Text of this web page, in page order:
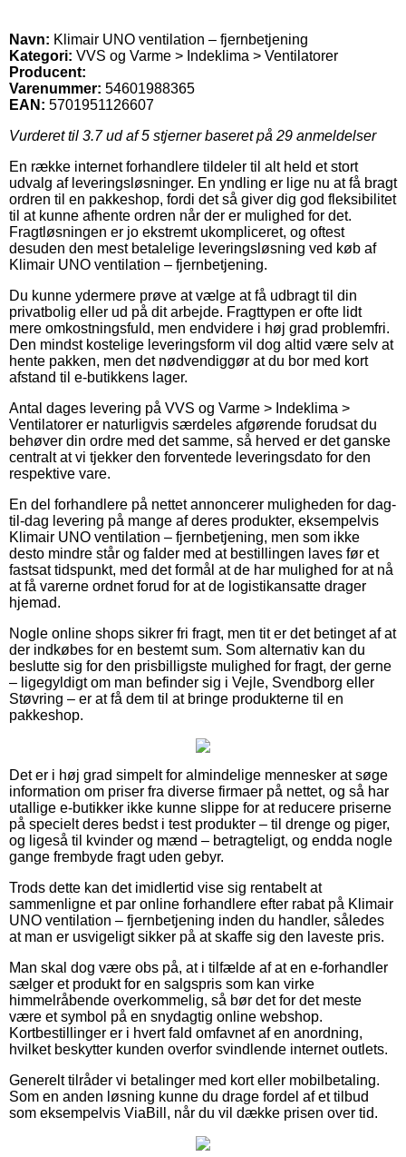
Navn: Klimair UNO ventilation – fjernbetjening
Kategori: VVS og Varme > Indeklima > Ventilatorer
Producent:
Varenummer: 54601988365
EAN: 5701951126607
Vurderet til 3.7ud af 5 stjerner baseret på 29 anmeldelser
En række internet forhandlere tildeler til alt held et stort
udvalg af leveringsløsninger. En yndling er lige nu at få bragt
ordren til en pakkeshop, fordi det så giver dig god fleksibilitet
til at kunne afhente ordren når der er mulighed for det.
Fragtløsningen er jo ekstremt ukompliceret, og oftest
desuden den mest betalelige leveringsløsning ved køb af
Klimair UNO ventilation – fjernbetjening.
Du kunne ydermere prøve at vælge at få udbragt til din
privatbolig eller ud på dit arbejde. Fragttypen er ofte lidt
mere omkostningsfuld, men endvidere i høj grad problemfri.
Den mindst kostelige leveringsform vil dog altid være selv at
hente pakken, men det nødvendiggør at du bor med kort
afstand til e-butikkens lager.
Antal dages levering på VVS og Varme > Indeklima >
Ventilatorer er naturligvis særdeles afgørende forudsat du
behøver din ordre med det samme, så herved er det ganske
centralt at vi tjekker den forventede leveringsdato for den
respektive vare.
En del forhandlere på nettet annoncerer muligheden for dag-
til-dag levering på mange af deres produkter, eksempelvis
Klimair UNO ventilation – fjernbetjening, men som ikke
desto mindre står og falder med at bestillingen laves før et
fastsat tidspunkt, med det formål at de har mulighed for at nå
at få varerne ordnet forud for at de logistikansatte drager
hjemad.
Nogle online shops sikrer fri fragt, men tit er det betinget af at
der indkøbes for en bestemt sum. Som alternativ kan du
beslutte sig for den prisbilligste mulighed for fragt, der gerne
– ligegyldigt om man befinder sig i Vejle, Svendborg eller
Støvring – er at få dem til at bringe produkterne til en
pakkeshop.
Det er i høj grad simpelt for almindelige mennesker at søge
information om priser fra diverse firmaer på nettet, og så har
utallige e-butikker ikke kunne slippe for at reducere priserne
på specielt deres bedst i test produkter – til drenge og piger,
og ligeså til kvinder og mænd – betragteligt, og endda nogle
gange frembyde fragt uden gebyr.
Trods dette kan det imidlertid vise sig rentabelt at
sammenligne et par online forhandlere efter rabat på Klimair
UNO ventilation – fjernbetjening inden du handler, således
at man er usvigeligt sikker på at skaffe sig den laveste pris.
Man skal dog være obs på, at i tilfælde af at en e-forhandler
sælger et produkt for en salgspris som kan virke
himmelråbende overkommelig, så bør det for det meste
være et symbol på en snydagtig online webshop.
Kortbestillinger er i hvert fald omfavnet af en anordning,
hvilket beskytter kunden overfor svindlende internet outlets.
Generelt tilråder vi betalinger med kort eller mobilbetaling.
Som en anden løsning kunne du drage fordel af et tilbud
som eksempelvis ViaBill, når du vil dække prisen over tid.